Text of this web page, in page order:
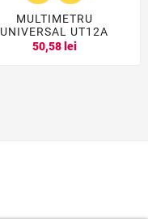
MULTIMETRU
UNIVERSAL UT12A
50,58 lei